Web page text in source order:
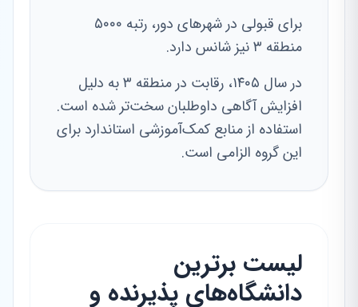
برای قبولی در شهرهای دور، رتبه ۵۰۰۰
منطقه ۳ نیز شانس دارد.
در سال ۱۴۰۵، رقابت در منطقه ۳ به دلیل
افزایش آگاهی داوطلبان سخت‌تر شده است.
استفاده از منابع کمک‌آموزشی استاندارد برای
این گروه الزامی است.
لیست برترین
دانشگاه‌های پذیرنده و